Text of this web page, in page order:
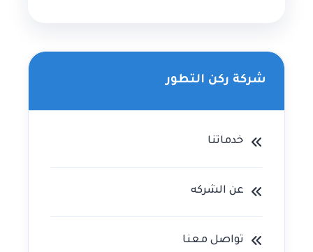
شركة ركن التطور
خدماتنا
عن الشركه
تواصل معنا